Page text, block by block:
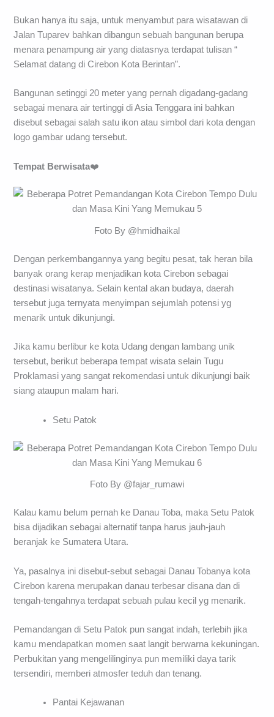
Bukan hanya itu saja, untuk menyambut para wisatawan di
Jalan Tuparev bahkan dibangun sebuah bangunan berupa
menara penampung air yang diatasnya terdapat tulisan “
Selamat datang di Cirebon Kota Berintan”.
Bangunan setinggi 20 meter yang pernah digadang-gadang
sebagai menara air tertinggi di Asia Tenggara ini bahkan
disebut sebagai salah satu ikon atau simbol dari kota dengan
logo gambar udang tersebut.
Tempat Berwisata❤️
Foto By @hmidhaikal
Dengan perkembangannya yang begitu pesat, tak heran bila
banyak orang kerap menjadikan kota Cirebon sebagai
destinasi wisatanya. Selain kental akan budaya, daerah
tersebut juga ternyata menyimpan sejumlah potensi yg
menarik untuk dikunjungi.
Jika kamu berlibur ke kota Udang dengan lambang unik
tersebut, berikut beberapa tempat wisata selain Tugu
Proklamasi yang sangat rekomendasi untuk dikunjungi baik
siang ataupun malam hari.
Setu Patok
Foto By @fajar_rumawi
Kalau kamu belum pernah ke Danau Toba, maka Setu Patok
bisa dijadikan sebagai alternatif tanpa harus jauh-jauh
beranjak ke Sumatera Utara.
Ya, pasalnya ini disebut-sebut sebagai Danau Tobanya kota
Cirebon karena merupakan danau terbesar disana dan di
tengah-tengahnya terdapat sebuah pulau kecil yg menarik.
Pemandangan di Setu Patok pun sangat indah, terlebih jika
kamu mendapatkan momen saat langit berwarna kekuningan.
Perbukitan yang mengelilinginya pun memiliki daya tarik
tersendiri, memberi atmosfer teduh dan tenang.
Pantai Kejawanan